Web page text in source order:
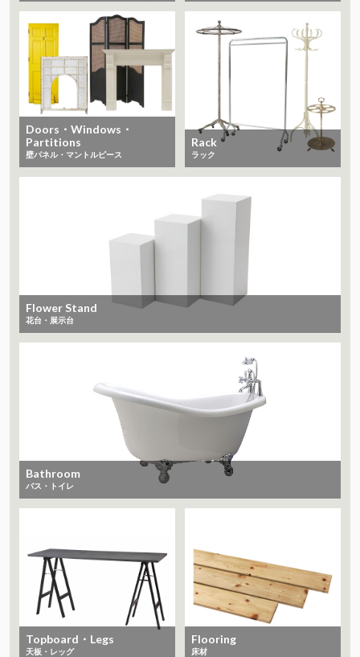
Doors・Windows・
Partitions
​​​​​​​壁パネル・マントルピース
Rack
ラック
Flower Stand
花台・展示台
Bathroom
バス・トイレ
Topboard・Legs
天板・レッグ
Flooring
床材